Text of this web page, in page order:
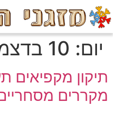
יום: 10 בדצמבר 2020
תיקון מקפיאים
מקררים